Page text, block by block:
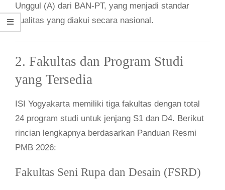
Unggul (A) dari BAN-PT, yang menjadi standar
kualitas yang diakui secara nasional.
2. Fakultas dan Program Studi
yang Tersedia
ISI Yogyakarta memiliki tiga fakultas dengan total
24 program studi untuk jenjang S1 dan D4. Berikut
rincian lengkapnya berdasarkan Panduan Resmi
PMB 2026:
Fakultas Seni Rupa dan Desain (FSRD)